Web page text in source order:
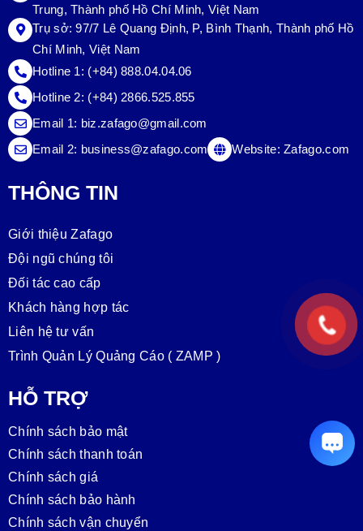
Trung, Thành phố Hồ Chí Minh, Việt Nam
Trụ sở:97/7 Lê Quang Định, P, Bình Thạnh, Thành phố Hồ
Chí Minh, Việt Nam
Hotline 1: (+84) 888.04.04.06
Hotline 2: (+84) 2866.525.855
Email 1: biz.zafago@gmail.com
Email 2: business@zafago.com Website:Zafago.com
THÔNG TIN
Giới thiệu Zafago
Đội ngũ chúng tôi
Đối tác cao cấp
Khách hàng hợp tác
Liên hệ tư vấn
Trình Quản Lý Quảng Cáo ( ZAMP )
HỖ TRỢ
Chính sách bảo mật
Chính sách thanh toán
Chính sách giá
Chính sách bảo hành
Chính sách vận chuyển